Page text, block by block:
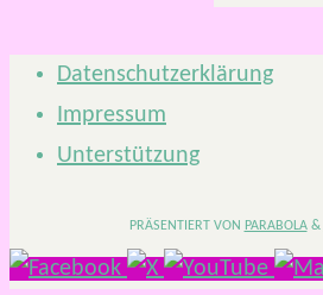
Datenschutzerklärung
Impressum
Unterstützung
PRÄSENTIERT VON PARABOLA&